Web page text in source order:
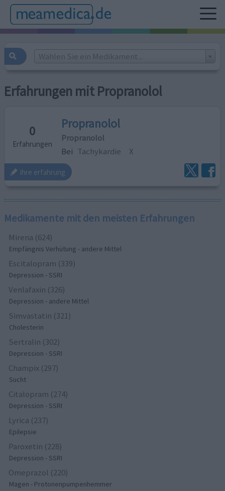
Wählen Sie ein Medikament...
Erfahrungen mit Propranolol
0
Erfahrungen
Propranolol
Propranolol
Bei Tachykardie X
ihre erfahrung
Medikamente mit den meisten Erfahrungen
Mirena (624)
Empfängnis Verhütung - andere Mittel
Escitalopram (339)
Depression - SSRI
Venlafaxin (326)
Depression - andere Mittel
Simvastatin (321)
Cholesterin
Sertralin (302)
Depression - SSRI
Champix (297)
Sucht
Citalopram (274)
Depression - SSRI
Lyrica (237)
Epilepsie
Paroxetin (228)
Depression - SSRI
Omeprazol (220)
Magen - Protonenpumpenhemmer